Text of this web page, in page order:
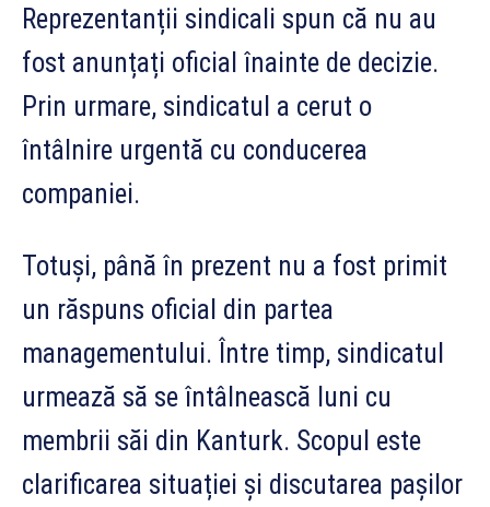
Reprezentanții sindicali spun că nu au
fost anunțați oficial înainte de decizie.
Prin urmare, sindicatul a cerut o
întâlnire urgentă cu conducerea
companiei.
Totuși, până în prezent nu a fost primit
un răspuns oficial din partea
managementului. Între timp, sindicatul
urmează să se întâlnească luni cu
membrii săi din Kanturk. Scopul este
clarificarea situației și discutarea pașilor